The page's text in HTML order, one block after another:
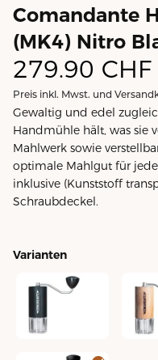
Comandante
(MK4) Nitro
279.90 CHF
Preis inkl. Mwst. und
Gewaltig und edel
Handmühle hält, was sie
Mahlwerk sowie
optimale Mahlgut für
inklusive (Kunststoff
Schraubdeckel.
Varianten